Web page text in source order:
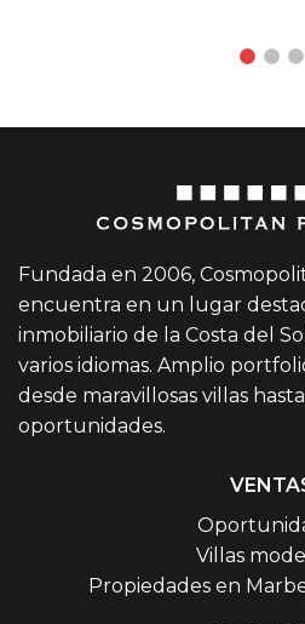
Fundada en 2006,
encuentra en un lugar
inmobiliario de la Costa del
varios idiomas. Amplio
desde maravillosas villas
oportunidades.
Villas
Propiedades en